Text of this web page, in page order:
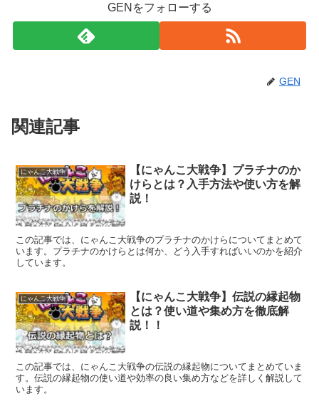
GENをフォローする
GEN
関連記事
にゃんこ大戦争
【にゃんこ大戦争】プラチナのか
けらとは？入手方法や使い方を解
説！
この記事では、にゃんこ大戦争のプラチナのかけらについてまとめて
います。プラチナのかけらとは何か、どう入手すればいいのかを紹介
しています。
にゃんこ大戦争
【にゃんこ大戦争】伝説の縁起物
とは？使い道や集め方を徹底解
説！！
この記事では、にゃんこ大戦争の伝説の縁起物についてまとめていま
す。伝説の縁起物の使い道や効率の良い集め方などを詳しく解説して
います。